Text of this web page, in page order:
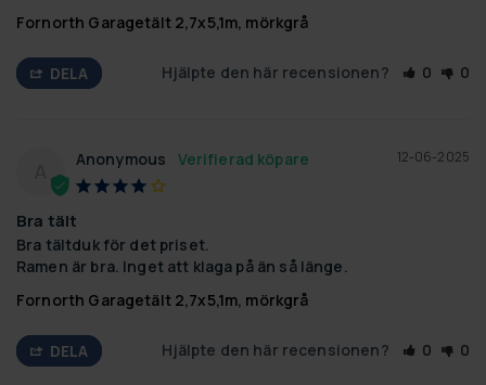
Fornorth Garagetält 2,7x5,1m, mörkgrå
DELA Hjälpte den här recensionen? 0 0
12-06-2025
Anonymous
Bra tält
Bra tältduk för det priset.
Ramen är bra. Inget att klaga på än så länge.
Fornorth Garagetält 2,7x5,1m, mörkgrå
DELA Hjälpte den här recensionen? 0 0